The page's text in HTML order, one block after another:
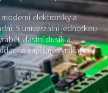
spojů
moderní
zásadní. S
vyrábět vlastní